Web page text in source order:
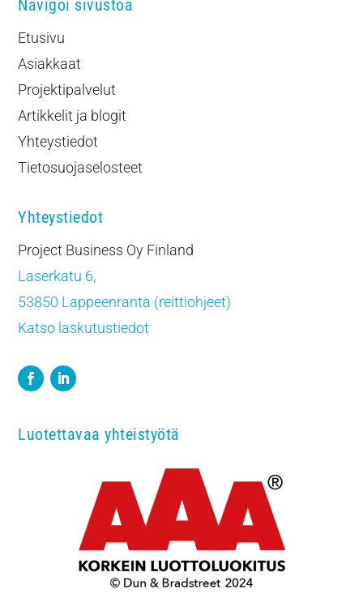
Navigoi sivustoa
Etusivu
Asiakkaat
Projektipalvelut
Artikkelit ja blogit
Yhteystiedot
Tietosuojaselosteet
Yhteystiedot
Project Business Oy Finland
Laserkatu 6,
53850 Lappeenranta (reittiohjeet)
Katso laskutustiedot
Luotettavaa yhteistyötä